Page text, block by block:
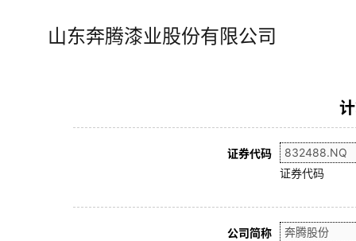
山东奔腾漆业股份有限公司
证券代码
证券代码
公司简称